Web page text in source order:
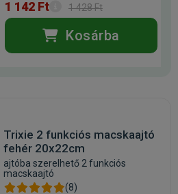
1 142 Ft 1 428 Ft
Kosárba
Trixie 2 funkciós macskaajtó
fehér 20x22cm
ajtóba szerelhető 2 funkciós
macskaajtó
(8)